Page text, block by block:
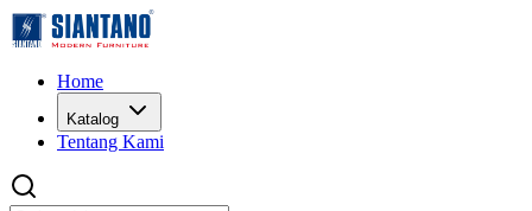
Home
Katalog
Tentang Kami